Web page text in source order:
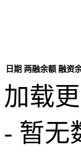
日期 两融余额 融资
加载
- 暂无